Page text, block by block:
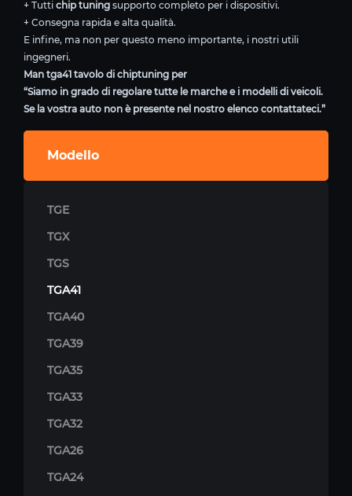
+ Tutti chip tuning supporto completo per i dispositivi.
+ Consegna rapida e alta qualità.
E infine, ma non per questo meno importante, i nostri utili
ingegneri.
Man tga41 tavolo di chiptuning per
“Siamo in grado di regolare tutte le marche e i modelli di veicoli.
Se la vostra auto non è presente nel nostro elenco contattateci.”
Modello
TGE
TGX
TGS
TGA41
TGA40
TGA39
TGA35
TGA33
TGA32
TGA26
TGA24